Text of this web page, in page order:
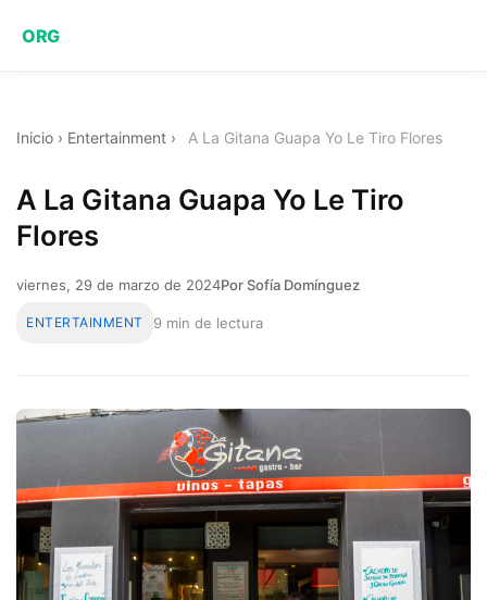
ORG
Inicio › Entertainment › A La Gitana Guapa Yo Le Tiro Flores
A La Gitana Guapa Yo Le Tiro
Flores
viernes, 29 de marzo de 2024Por Sofía Domínguez
ENTERTAINMENT 9 min de lectura